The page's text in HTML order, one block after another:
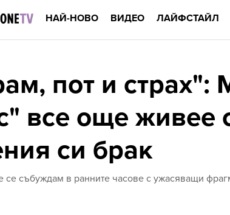
НАЙ-НОВО ВИДЕО ЛАЙФСТАЙЛ
пот и страх":
все още живее
си брак
събуждам в ранните часове с ужасяващи